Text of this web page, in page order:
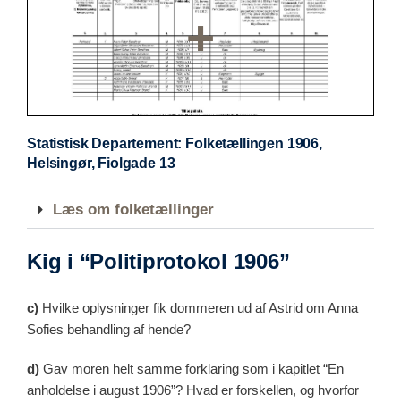
Statistisk Departement: Folketællingen 1906,
Helsingør, Fiolgade 13
Læs om folketællinger
Kig i “Politiprotokol 1906”
c) Hvilke oplysninger fik dommeren ud af Astrid om Anna
Sofies behandling af hende?
d) Gav moren helt samme forklaring som i kapitlet “En
anholdelse i august 1906”? Hvad er forskellen, og hvorfor